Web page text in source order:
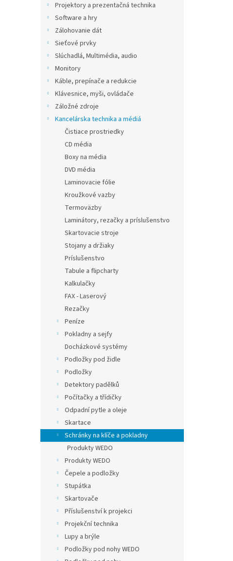
Projektory a prezentačná technika
Software a hry
Zálohovanie dát
Sieťové prvky
Slúchadlá, Multimédia, audio
Monitory
Káble, prepínače a redukcie
Klávesnice, myši, ovládače
Záložné zdroje
Kancelárska technika a médiá
Čistiace prostriedky
CD média
Boxy na média
DVD média
Laminovacie fólie
Kroužkové vazby
Termoväzby
Laminátory, rezačky a príslušenstvo
Skartovacie stroje
Stojany a držiaky
Príslušenstvo
Tabule a flipcharty
Kalkulačky
FAX - Laserový
Rezačky
Peníze
Pokladny a sejfy
Docházkové systémy
Podložky pod židle
Podložky
Detektory padělků
Počítačky a třídičky
Odpadní pytle a oleje
Skartace
Schránky na klíče a pokladny
Produkty WEDO
Produkty WEDO
Čepele a podložky
Stupátka
Skartovače
Příslušenství k projekci
Projekční technika
Lupy a brýle
Podložky pod nohy WEDO